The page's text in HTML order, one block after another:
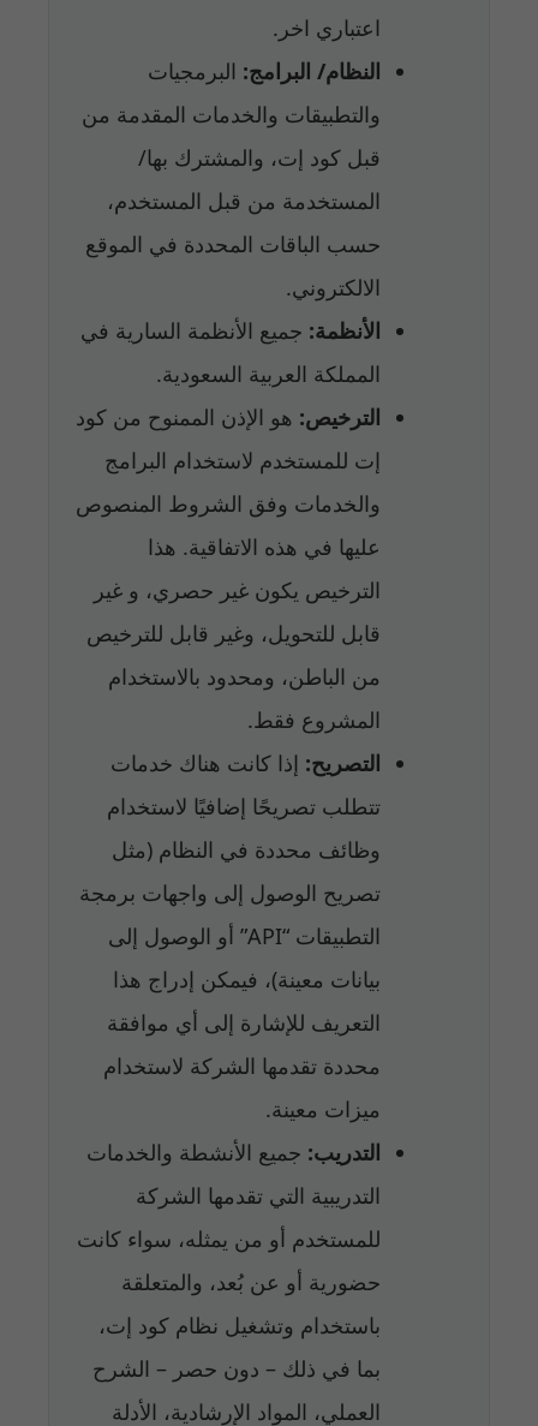
اعتباري اخر.
النظام/ البرامج: البرمجيات
والتطبيقات والخدمات المقدمة من
قبل كود إت، والمشترك بها/
المستخدمة من قبل المستخدم،
حسب الباقات المحددة في الموقع
الالكتروني.
الأنظمة: جميع الأنظمة السارية في
المملكة العربية السعودية.
الترخيص: هو الإذن الممنوح من كود
إت للمستخدم لاستخدام البرامج
والخدمات وفق الشروط المنصوص
عليها في هذه الاتفاقية. هذا
الترخيص يكون غير حصري، و غير
قابل للتحويل، وغير قابل للترخيص
من الباطن، ومحدود بالاستخدام
المشروع فقط.
التصريح: إذا كانت هناك خدمات
تتطلب تصريحًا إضافيًا لاستخدام
وظائف محددة في النظام (مثل
تصريح الوصول إلى واجهات برمجة
التطبيقات “API” أو الوصول إلى
بيانات معينة)، فيمكن إدراج هذا
التعريف للإشارة إلى أي موافقة
محددة تقدمها الشركة لاستخدام
ميزات معينة.
التدريب: جميع الأنشطة والخدمات
التدريبية التي تقدمها الشركة
للمستخدم أو من يمثله، سواء كانت
حضورية أو عن بُعد، والمتعلقة
باستخدام وتشغيل نظام كود إت،
بما في ذلك – دون حصر – الشرح
العملي، المواد الإرشادية، الأدلة